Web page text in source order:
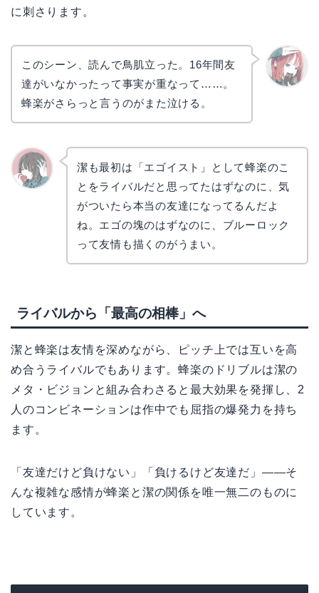
に刺さります。
このシーン、読んで鳥肌立った。16年間友
達がいなかったって事実が重なって……。
蜂楽がさらっと言うのがまた泣ける。
潔も最初は「エゴイスト」として蜂楽のこ
とをライバルだと思ってたはずなのに、気
がついたら本当の友達になってるんだよ
ね。エゴの塊のはずなのに、ブルーロック
って友情も描くのがうまい。
ライバルから「最高の相棒」へ
潔と蜂楽は友情を深めながら、ピッチ上では互いを高
め合うライバルでもあります。蜂楽のドリブルは潔の
メタ・ビジョンと組み合わさると最大効果を発揮し、2
人のコンビネーションは作中でも屈指の爆発力を持ち
ます。
「友達だけど負けない」「負けるけど友達だ」——そ
んな複雑な感情が蜂楽と潔の関係を唯一無二のものに
しています。